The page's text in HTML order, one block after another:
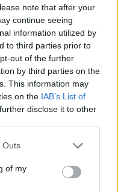
note that after your
continue seeing
information utilized by
to third parties prior to
out of the further
by third parties on the
This information may
on the IAB’s List of
disclose it to other
Outs
of my
le fauteuil est
sollicités au
nourriture, poussière
marquer l’assise, en
en tissu.
prix
va vous